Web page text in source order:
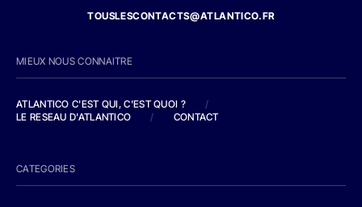
TOUSLESCONTACTS@ATLANTICO.FR
MIEUX NOUS CONNAITRE
ATLANTICO C'EST QUI, C'EST QUOI ?
/
LE RESEAU D'ATLANTICO
/ CONTACT
CATEGORIES